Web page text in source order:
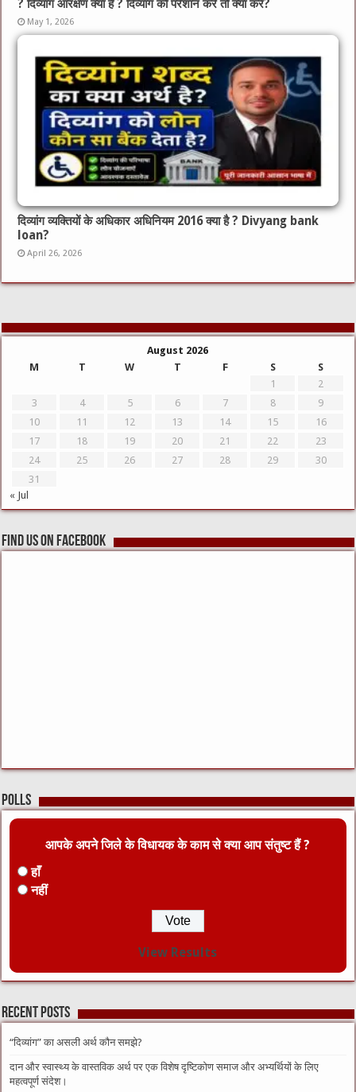
? दिव्यांग आरक्षण क्या है ? दिव्यांग को परेशान करे तो क्या करें?
May 1, 2026
दिव्यांग व्यक्तियों के अधिकार अधिनियम 2016 क्या है ? Divyang bank
loan?
April 26, 2026
August 2026
M
T W T F S
S
1
2
3
4 5 6 7 8
9
10
11 12 13 14 15
16
17
18 19 20 21 22
23
24
25 26 27 28 29
30
31
« Jul
Find us on Facebook
Polls
आपके अपने जिले के विधायक के काम से क्या आप संतुष्ट हैं ?
हाँ
नहीं
View Results
Recent Posts
“दिव्यांग” का असली अर्थ कौन समझे?
दान और स्वास्थ्य के वास्तविक अर्थ पर एक विशेष दृष्टिकोण समाज और अभ्यर्थियों के लिए
महत्वपूर्ण संदेश।